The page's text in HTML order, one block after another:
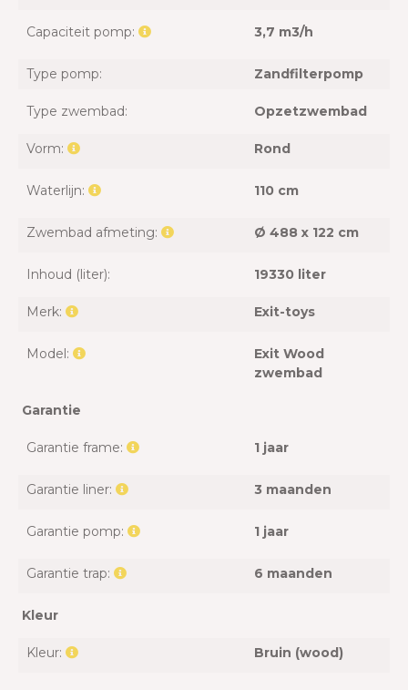
Capaciteit pomp: 3,7 m3/h
Type pomp: Zandfilterpomp
Type zwembad: Opzetzwembad
Vorm: Rond
Waterlijn: 110 cm
Zwembad afmeting: Ø 488 x 122 cm
Inhoud (liter): 19330 liter
Merk: Exit-toys
Model:
Exit Wood
zwembad
Garantie
Garantie frame: 1 jaar
Garantie liner: 3 maanden
Garantie pomp: 1 jaar
Garantie trap: 6 maanden
Kleur
Kleur: Bruin (wood)